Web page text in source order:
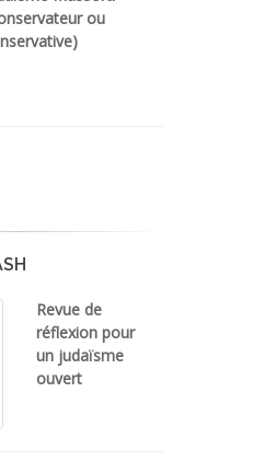
ou
Revue de
réflexion pour
un judaïsme
ouvert